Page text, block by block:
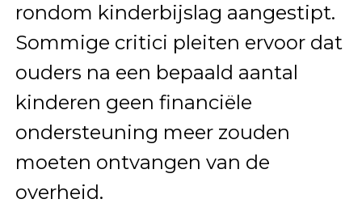
rondom kinderbijslag aangestipt.
Sommige critici pleiten ervoor dat
ouders na een bepaald aantal
kinderen geen financiële
ondersteuning meer zouden
moeten ontvangen van de
overheid.